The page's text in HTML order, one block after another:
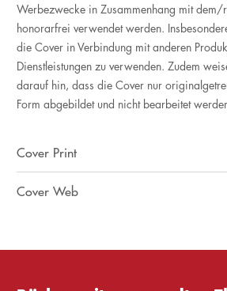
Werbezwecke in Zusammenhang mit
honorarfrei verwendet werden.
die Cover in Verbindung mit anderen
Dienstleistungen zu verwenden. Zudem
darauf hin, dass die Cover nur
Form abgebildet und nicht bearbeitet
Cover Print
Cover Web